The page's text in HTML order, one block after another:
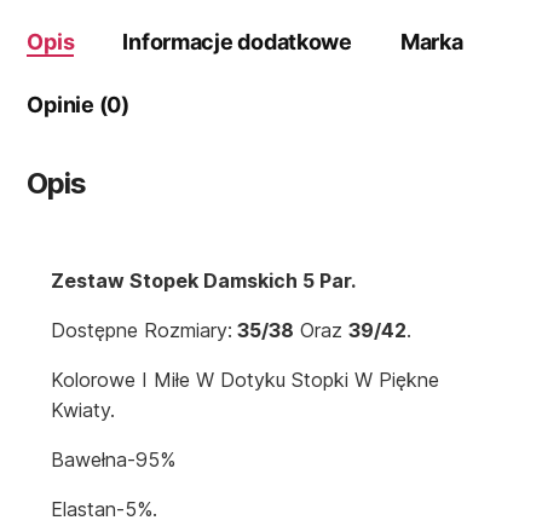
Opis Informacje dodatkowe Marka
Opinie (0)
Opis
Zestaw Stopek Damskich 5 Par.
Dostępne Rozmiary: 35/38 Oraz39/42.
Kolorowe I Miłe W Dotyku Stopki W Piękne
Kwiaty.
Bawełna-95%
Elastan-5%.